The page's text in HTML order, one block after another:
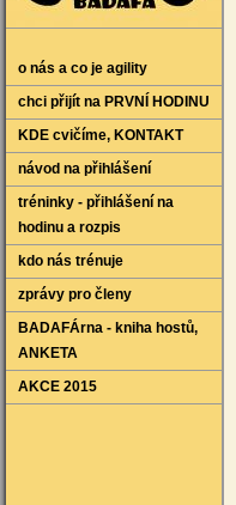
o nás a co je agility
chci přijít na PRVNÍ HODINU
KDE cvičíme‚ KONTAKT
návod na přihlášení
tréninky - přihlášení na
hodinu a rozpis
kdo nás trénuje
zprávy pro členy
BADAFÁrna - kniha hostů‚
ANKETA
AKCE 2015